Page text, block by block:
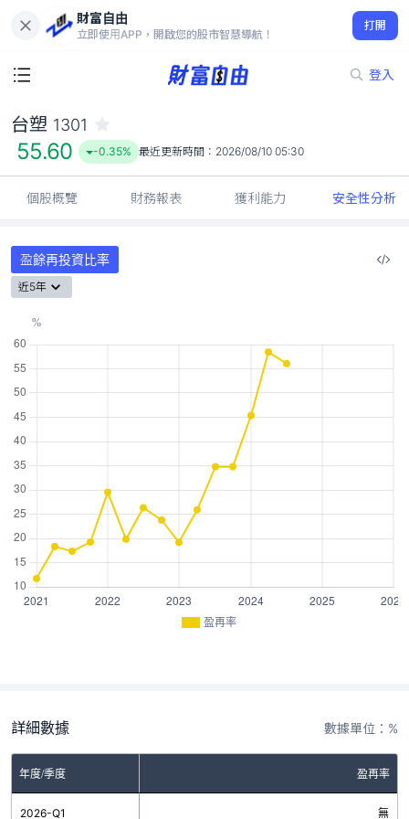
財富自由
立即使用APP，開啟您的股市智慧導航！
打開
登入
55.60
-0.35%
台塑 1301
55.60 -0.35% 最近更新時間： 2026/08/10 05:30
個股概覽 財務報表 獲利能力 安全性分析
盈餘再投資比率
近5年
盈再率
詳細數據 數據單位：%
年度/季度 盈再率
2026-Q1 無